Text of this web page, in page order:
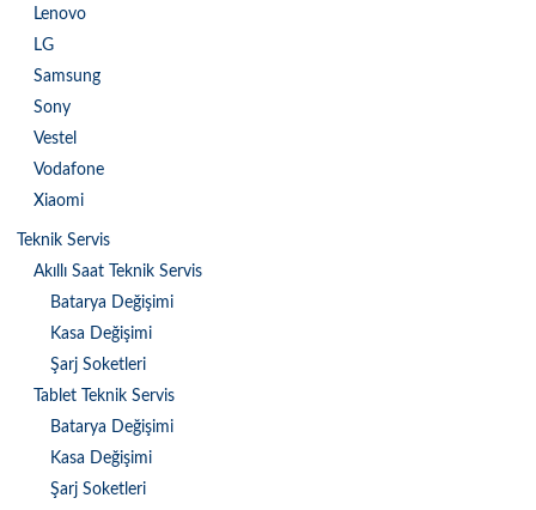
Lenovo
LG
Samsung
Sony
Vestel
Vodafone
Xiaomi
Teknik Servis
Akıllı Saat Teknik Servis
Batarya Değişimi
Kasa Değişimi
Şarj Soketleri
Tablet Teknik Servis
Batarya Değişimi
Kasa Değişimi
Şarj Soketleri